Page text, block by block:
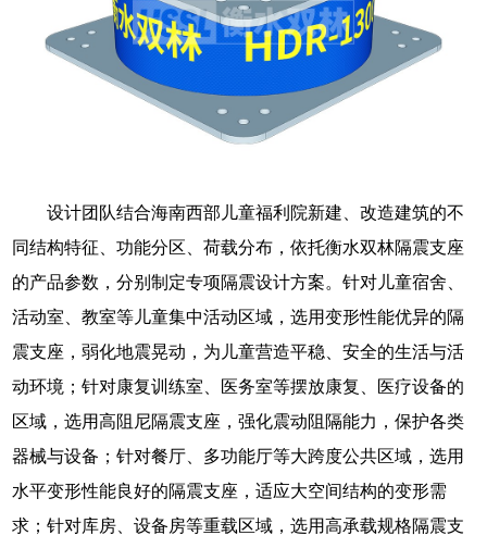
设计团队结合海南西部儿童福利院新建、改造建筑的不
同结构特征、功能分区、荷载分布，依托衡水双林隔震支座
的产品参数，分别制定专项隔震设计方案。针对儿童宿舍、
活动室、教室等儿童集中活动区域，选用变形性能优异的隔
震支座，弱化地震晃动，为儿童营造平稳、安全的生活与活
动环境；针对康复训练室、医务室等摆放康复、医疗设备的
区域，选用高阻尼隔震支座，强化震动阻隔能力，保护各类
器械与设备；针对餐厅、多功能厅等大跨度公共区域，选用
水平变形性能良好的隔震支座，适应大空间结构的变形需
求；针对库房、设备房等重载区域，选用高承载规格隔震支